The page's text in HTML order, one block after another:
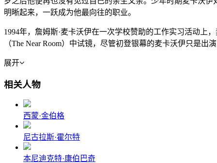
明晰起来，一跃成为他最向往的职业。
1994年，詹姆斯·麦卡沃伊在一次学校赞助的工作实习活动上
（The Near Room）中试镜，尽管初登银幕的麦卡沃伊只是
展开
相关人物
西蒙·金伯格
尼古拉斯·霍尔特
本尼迪克特·康伯巴奇